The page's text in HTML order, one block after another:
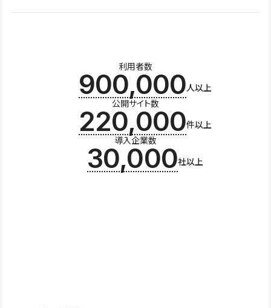
利用者数
900,000人以上
公開サイト数
220,000件以上
導入企業数
30,000社以上